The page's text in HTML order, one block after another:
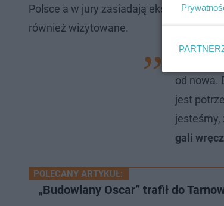
Polsce a w jury zasiadają eksperci
również wizytowane.
– Dziś
od nowa.
jest
jesteśmy,
gali
POLECANY ARTYKUŁ:
„Budowlany Oscar” trafił do